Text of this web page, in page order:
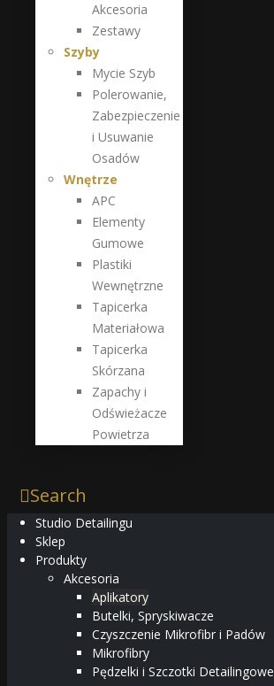
Akcesoria
Zestawy
Szyby
Mycie Szyb
Polerowanie,
Zabezpieczenie
i Usuwanie
Osadów
Wnętrze
APC
Elementy
Gumowe
Plastiki
Wewnętrzne
Tapicerka
Materiałowa
Tapicerka
Skórzana
Zapachy i
Odświeżacze
Powietrza
Search
Studio Detailingu
Sklep
Produkty
Akcesoria
Aplikatory
Butelki, Spryskiwacze
Czyszczenie Mikrofibr i Padów
Mikrofibry
Pędzelki i Szczotki Detailingowe